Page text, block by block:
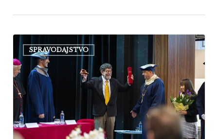
udelili čestný
titul priateľovi
z Ameriky
SPRAVODAJSTVO